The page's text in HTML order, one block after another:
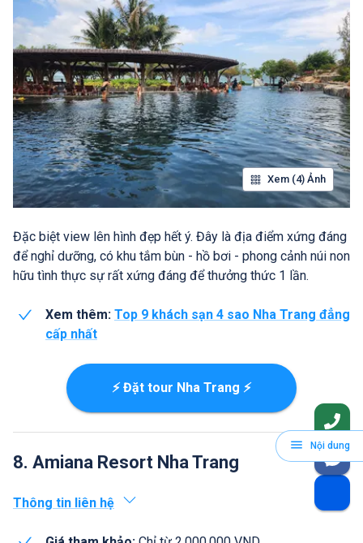
Xem (4) Ảnh
Đặc biệt view lên hình đẹp hết ý. Đây là địa điểm xứng đáng
để nghỉ dưỡng, có khu tắm bùn - hồ bơi - phong cảnh núi non
hữu tình thực sự rất xứng đáng để thưởng thức 1 lần.
Xem thêm: Top 9 khách sạn 4 sao Nha Trang đẳng
cấp nhất
⚡ Đặt tour Nha Trang ⚡
8. Amiana Resort Nha Trang
Thông tin liên hệ
Nội dung